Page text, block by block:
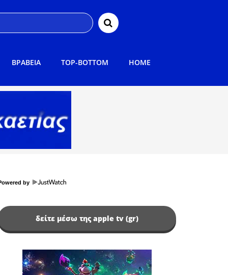
ΒΡΑΒΕΙΑ TOP-BOTTOM HOME
by
δείτε μέσω της apple tv (gr)